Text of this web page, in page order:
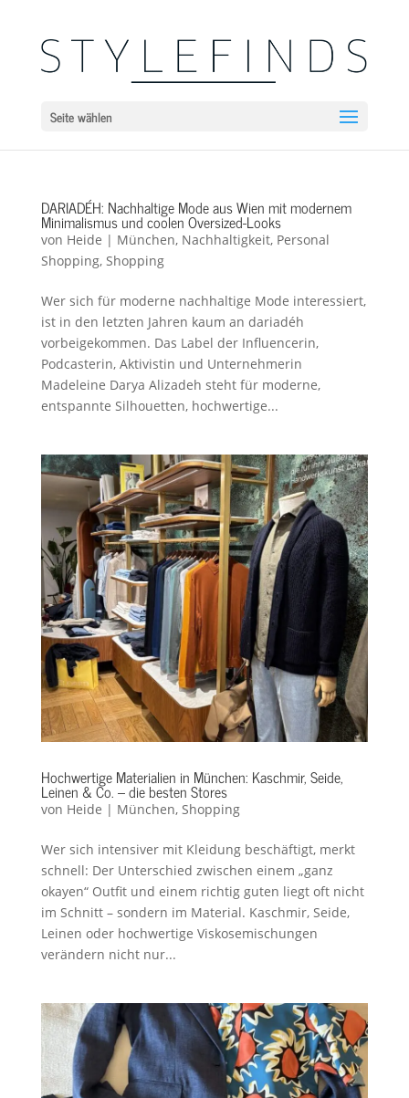
Seite wählen
DARIADÉH: Nachhaltige Mode aus Wien mit modernem
Minimalismus und coolen Oversized-Looks
von Heide | München, Nachhaltigkeit, Personal
Shopping, Shopping
Wer sich für moderne nachhaltige Mode interessiert,
ist in den letzten Jahren kaum an dariadéh
vorbeigekommen. Das Label der Influencerin,
Podcasterin, Aktivistin und Unternehmerin
Madeleine Darya Alizadeh steht für moderne,
entspannte Silhouetten, hochwertige...
Hochwertige Materialien in München: Kaschmir, Seide,
Leinen & Co. – die besten Stores
von Heide | München, Shopping
Wer sich intensiver mit Kleidung beschäftigt, merkt
schnell: Der Unterschied zwischen einem „ganz
okayen“ Outfit und einem richtig guten liegt oft nicht
im Schnitt – sondern im Material. Kaschmir, Seide,
Leinen oder hochwertige Viskosemischungen
verändern nicht nur...